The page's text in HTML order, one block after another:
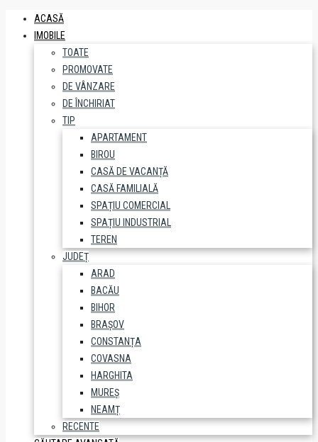
ACASĂ
IMOBILE
TOATE
PROMOVATE
DE VÂNZARE
DE ÎNCHIRIAT
TIP
APARTAMENT
BIROU
CASĂ DE VACANȚĂ
CASĂ FAMILIALĂ
SPAȚIU COMERCIAL
SPAȚIU INDUSTRIAL
TEREN
JUDEȚ
ARAD
BACĂU
BIHOR
BRAȘOV
CONSTANȚA
COVASNA
HARGHITA
MUREȘ
NEAMȚ
RECENTE